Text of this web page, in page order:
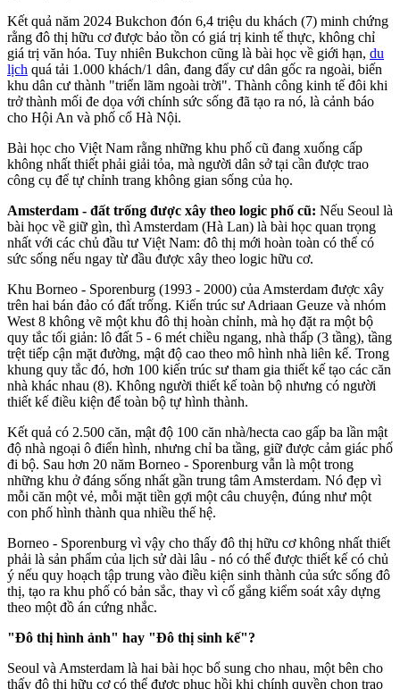
Kết quả năm 2024 Bukchon đón 6,4 triệu du khách (7) minh chứng
rằng đô thị hữu cơ được bảo tồn có giá trị kinh tế thực, không chỉ
giá trị văn hóa. Tuy nhiên Bukchon cũng là bài học về giới hạn, du
lịch quá tải 1.000 khách/1 dân, đang đẩy cư dân gốc ra ngoài, biến
khu dân cư thành "triển lãm ngoài trời". Thành công kinh tế đôi khi
trở thành mối đe dọa với chính sức sống đã tạo ra nó, là cảnh báo
cho Hội An và phố cổ Hà Nội.
Bài học cho Việt Nam rằng những khu phố cũ đang xuống cấp
không nhất thiết phải giải tỏa, mà người dân sở tại cần được trao
công cụ để tự chỉnh trang không gian sống của họ.
Amsterdam - đất trống được xây theo logic phố cũ: Nếu Seoul là
bài học về giữ gìn, thì Amsterdam (Hà Lan) là bài học quan trọng
nhất với các chủ đầu tư Việt Nam: đô thị mới hoàn toàn có thể có
sức sống nếu ngay từ đầu được xây theo logic hữu cơ.
Khu Borneo - Sporenburg (1993 - 2000) của Amsterdam được xây
trên hai bán đảo có đất trống. Kiến trúc sư Adriaan Geuze và nhóm
West 8 không vẽ một khu đô thị hoàn chỉnh, mà họ đặt ra một bộ
quy tắc tối giản: lô đất 5 - 6 mét chiều ngang, nhà thấp (3 tầng), tầng
trệt tiếp cận mặt đường, mật độ cao theo mô hình nhà liên kế. Trong
khung quy tắc đó, hơn 100 kiến trúc sư tham gia thiết kế tạo các căn
nhà khác nhau (8). Không người thiết kế toàn bộ nhưng có người
thiết kế điều kiện để toàn bộ tự hình thành.
Kết quả có 2.500 căn, mật độ 100 căn nhà/hecta cao gấp ba lần mật
độ nhà ngoại ô điển hình, nhưng chỉ ba tầng, giữ được cảm giác phố
đi bộ. Sau hơn 20 năm Borneo - Sporenburg vẫn là một trong
những khu ở đáng sống nhất gần trung tâm Amsterdam. Nó đẹp vì
mỗi căn một vẻ, mỗi mặt tiền gợi một câu chuyện, đúng như một
con phố hình thành qua nhiều thế hệ.
Borneo - Sporenburg vì vậy cho thấy đô thị hữu cơ không nhất thiết
phải là sản phẩm của lịch sử dài lâu - nó có thể được thiết kế có chủ
ý nếu quy hoạch tập trung vào điều kiện sinh thành của sức sống đô
thị, tạo ra khu phố có bản sắc, thay vì cố gắng kiểm soát xây dựng
theo một đồ án cứng nhắc.
"Đô thị hình ảnh" hay "Đô thị sinh kế"?
Seoul và Amsterdam là hai bài học bổ sung cho nhau, một bên cho
thấy đô thị hữu cơ có thể được phục hồi khi chính quyền chọn trao